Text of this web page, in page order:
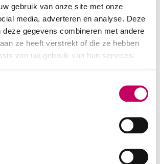
gebruik van onze site met onze
media, adverteren en analyse. Deze
deze gegevens combineren met andere
ze heeft verstrekt of die ze hebben
van uw gebruik van hun services.
Registertherapeut: nee
Therapy